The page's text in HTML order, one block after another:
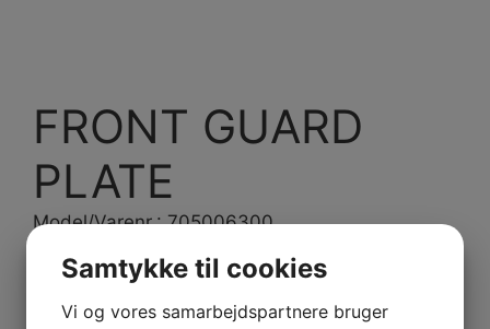
FRONT GUARD
PLATE
Model/Varenr.: 705006300
384,24 dkinkl. Moms
307,39 dkex. Moms
Samtykke til cookies
Vi og vores samarbejdspartnere bruger